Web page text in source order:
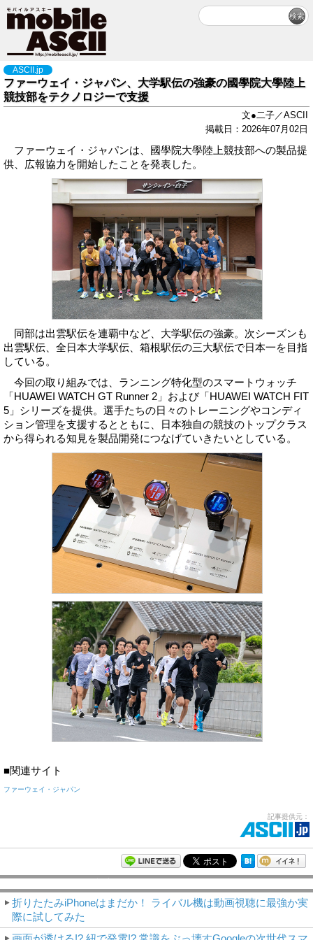
ASCII.jp
ファーウェイ・ジャパン、大学駅伝の強豪の國學院大學陸上
競技部をテクノロジーで支援
文●二子／ASCII
掲載日：2026年07月02日
ファーウェイ・ジャパンは、國學院大學陸上競技部への製品提
供、広報協力を開始したことを発表した。
同部は出雲駅伝を連覇中など、大学駅伝の強豪。次シーズンも
出雲駅伝、全日本大学駅伝、箱根駅伝の三大駅伝で日本一を目指
している。
今回の取り組みでは、ランニング特化型のスマートウォッチ
「HUAWEI WATCH GT Runner 2」および「HUAWEI WATCH FIT
5」シリーズを提供。選手たちの日々のトレーニングやコンディ
ション管理を支援するとともに、日本独自の競技のトップクラス
から得られる知見を製品開発につなげていきたいとしている。
■関連サイト
ファーウェイ・ジャパン
記事提供元：
折りたたみiPhoneはまだか！ ライバル機は動画視聴に最強か実
際に試してみた